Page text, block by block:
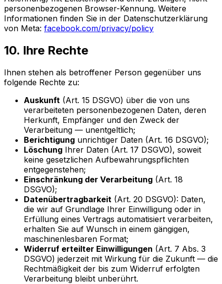
personenbezogenen Browser-Kennung. Weitere
Informationen finden Sie in der Datenschutzerklärung
von Meta: facebook.com/privacy/policy
10. Ihre Rechte
Ihnen stehen als betroffener Person gegenüber uns
folgende Rechte zu:
Auskunft (Art. 15 DSGVO) über die von uns
verarbeiteten personenbezogenen Daten, deren
Herkunft, Empfänger und den Zweck der
Verarbeitung — unentgeltlich;
Berichtigung unrichtiger Daten (Art. 16 DSGVO);
Löschung Ihrer Daten (Art. 17 DSGVO), soweit
keine gesetzlichen Aufbewahrungspflichten
entgegenstehen;
Einschränkung der Verarbeitung (Art. 18
DSGVO);
Datenübertragbarkeit (Art. 20 DSGVO): Daten,
die wir auf Grundlage Ihrer Einwilligung oder in
Erfüllung eines Vertrags automatisiert verarbeiten,
erhalten Sie auf Wunsch in einem gängigen,
maschinenlesbaren Format;
Widerruf erteilter Einwilligungen (Art. 7 Abs. 3
DSGVO) jederzeit mit Wirkung für die Zukunft — die
Rechtmäßigkeit der bis zum Widerruf erfolgten
Verarbeitung bleibt unberührt.